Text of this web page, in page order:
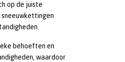
op de juiste
behoeften en
waardoor